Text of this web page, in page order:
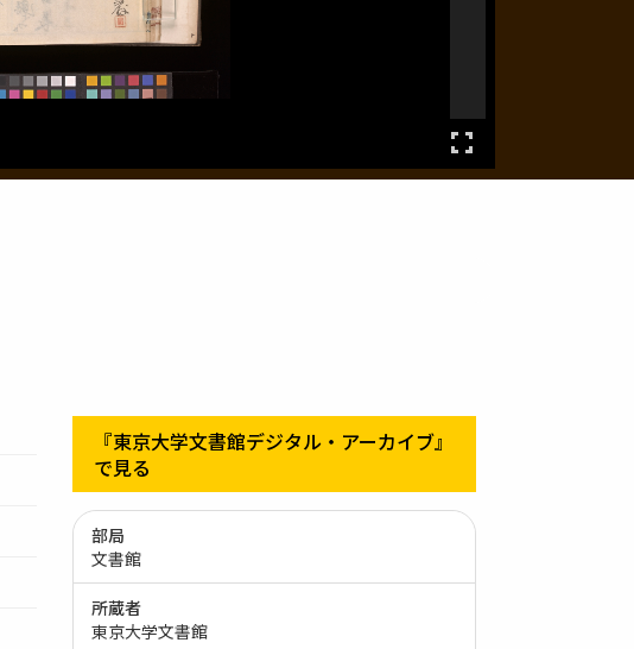
『東京大学文書館デジタル・アーカイブ』
で見る
部局
文書館
所蔵者
東京大学文書館